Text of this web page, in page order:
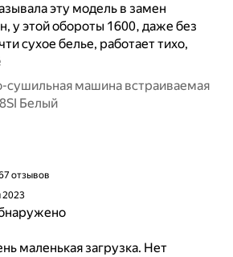
эту модель в замен
у этой обороты 1600, даже без
сухое белье, работает тихо,
сушильная машина встраиваемая
Белый
отзывов
2023
маленькая загрузка. Нет